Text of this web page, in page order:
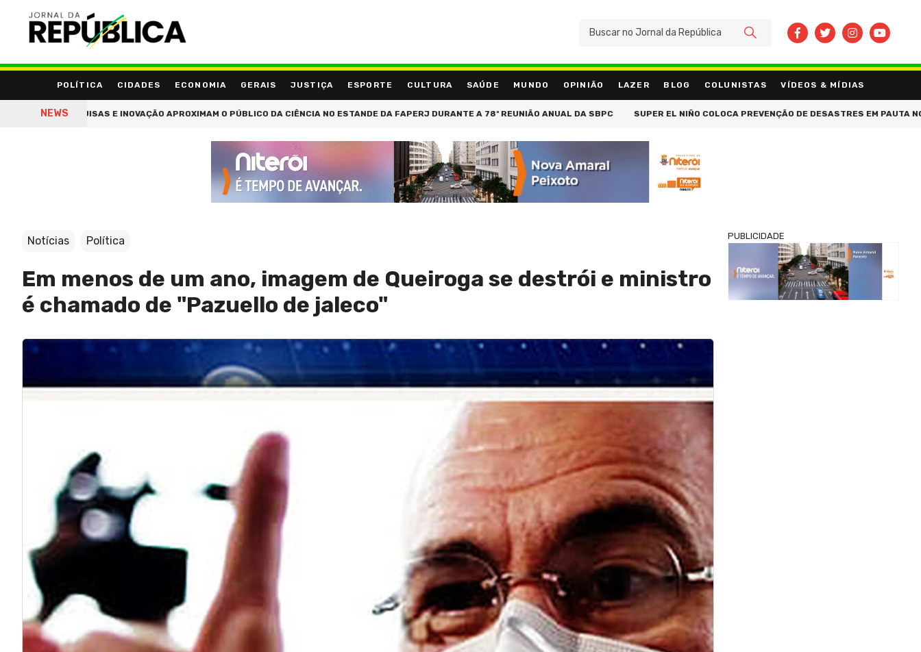
POLÍTICA CIDADES ECONOMIA GERAIS JUSTIÇA ESPORTE CULTURA SAÚDE MUNDO OPINIÃO LAZER BLOG COLUNISTAS VÍDEOS & MÍDIAS
NEWS
PESQUISAS E INOVAÇÃO APROXIMAM O PÚBLICO DA CIÊNCIA NO ESTANDE DA FAPERJ DURANTE A 78ª REUNIÃO ANUAL DA SBPC SUPER EL NIÑO COLOCA PREVENÇÃO DE DESASTRES EM PAUTA NO RIO
BUSCAR
Notícias Política
Em menos de um ano, imagem de Queiroga se destrói e ministro
é chamado de "Pazuello de jaleco"
PUBLICIDADE